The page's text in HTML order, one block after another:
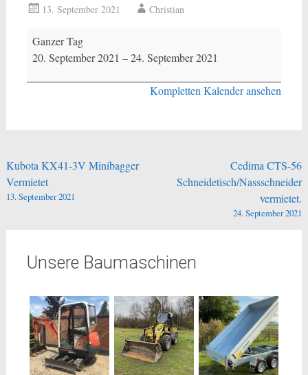
13. September 2021 Christian
Atlas
62D
Radlader
vermietet
Ganzer Tag
20. September 2021 –24. September 2021
Kompletten Kalender ansehen
Beitragsnavigation
Kubota KX41-3V Minibagger
Vermietet
13. September 2021
Cedima CTS-56
Schneidetisch/Nassschneider
vermietet.
24. September 2021
Unsere Baumaschinen